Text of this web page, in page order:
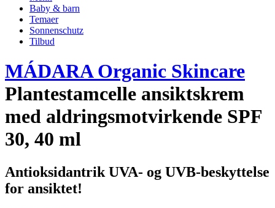
Baby & barn
Temaer
Sonnenschutz
Tilbud
MÁDARA Organic Skincare
Plantestamcelle ansiktskrem
med aldringsmotvirkende SPF
30, 40 ml
Antioksidantrik UVA- og UVB-beskyttelse
for ansiktet!